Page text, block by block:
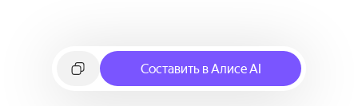
Составить в Алисе AI